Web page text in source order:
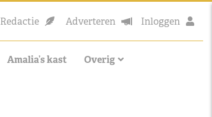
Redactie Adverteren Inloggen
Amalia’s kast Overig